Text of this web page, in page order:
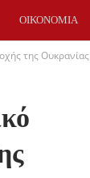
ΟΙΚΟΝΟΜΙΑ
της Ουκρανίας